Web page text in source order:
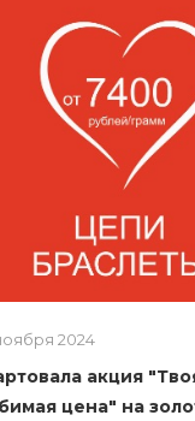
2024
акция
цена" на